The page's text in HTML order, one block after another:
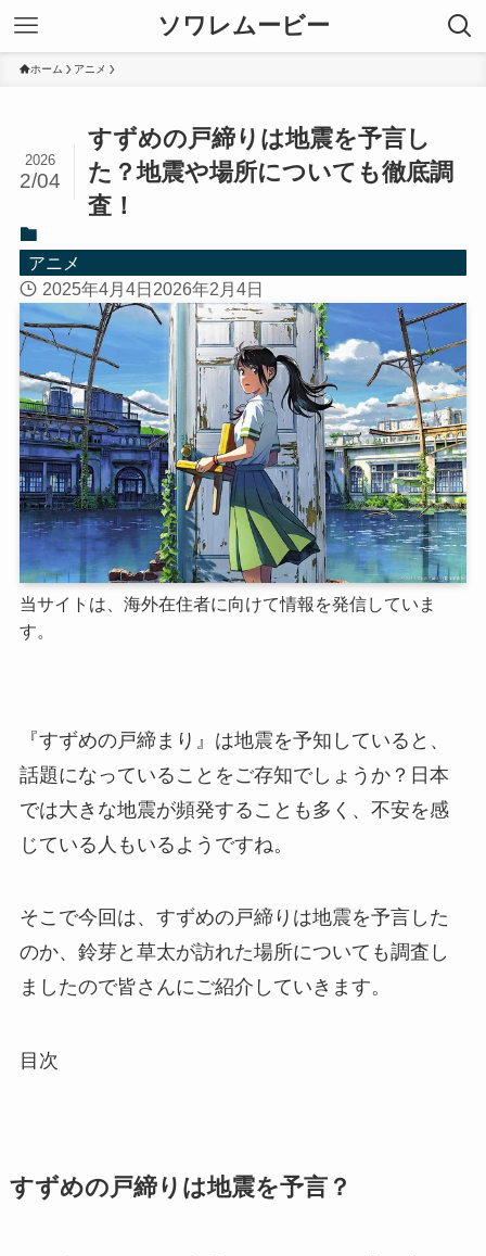
ソワレムービー
ホーム アニメ
すずめの戸締りは地震を予言し
た？地震や場所についても徹底調
査！
2026
2/04
アニメ
2025年4月4日 2026年2月4日
当サイトは、海外在住者に向けて情報を発信していま
す。
『すずめの戸締まり』は地震を予知していると、
話題になっていることをご存知でしょうか？日本
では大きな地震が頻発することも多く、不安を感
じている人もいるようですね。
そこで今回は、すずめの戸締りは地震を予言した
のか、鈴芽と草太が訪れた場所についても調査し
ましたので皆さんにご紹介していきます。
目次
すずめの戸締りは地震を予言？